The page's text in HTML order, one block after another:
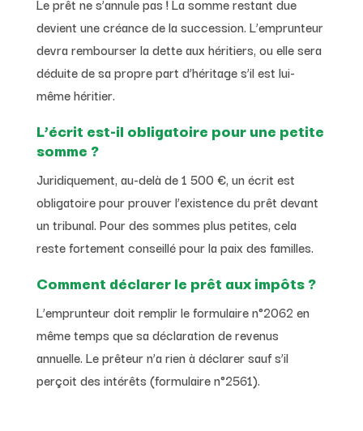
Le prêt ne s’annule pas ! La somme restant due
devient une créance de la succession. L’emprunteur
devra rembourser la dette aux héritiers, ou elle sera
déduite de sa propre part d’héritage s’il est lui-
même héritier.
L’écrit est-il obligatoire pour une petite
somme ?
Juridiquement, au-delà de 1 500 €, un écrit est
obligatoire pour prouver l’existence du prêt devant
un tribunal. Pour des sommes plus petites, cela
reste fortement conseillé pour la paix des familles.
Comment déclarer le prêt aux impôts ?
L’emprunteur doit remplir le formulaire n°2062 en
même temps que sa déclaration de revenus
annuelle. Le prêteur n’a rien à déclarer sauf s’il
perçoit des intérêts (formulaire n°2561).